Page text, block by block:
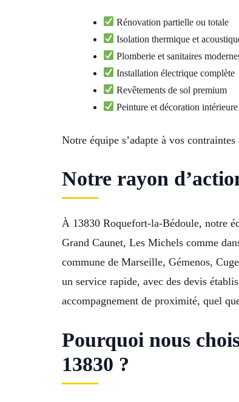
Rénovation partielle ou totale
Isolation thermique et
Plomberie et sanitaires
Installation électrique complète
Revêtements de sol premium
Peinture et décoration intérieure
Notre équipe s’adapte à vos
Notre rayon
À 13830 Roquefort-la-Bédoule, notre
Grand Caunet, Les Michels comme
commune de Marseille, Gémenos,
un service rapide, avec des devis
accompagnement de proximité, quel
Pourquoi nous
13830 ?